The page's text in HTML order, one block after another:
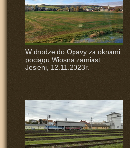
W drodze do Opavy za oknami
pociągu Wiosna zamiast
Jesieni, 12.11.2023r.